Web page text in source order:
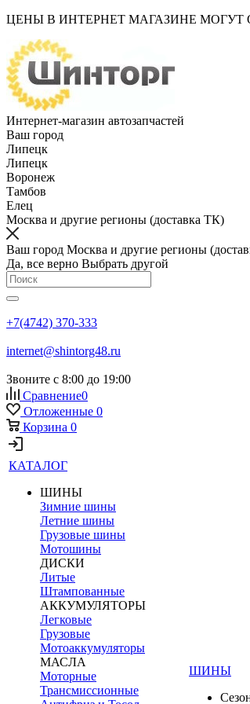
ЦЕНЫ В ИНТЕРНЕТ МАГАЗИНЕ
Интернет-магазин автозапчастей
Ваш город
Липецк
Липецк
Воронеж
Тамбов
Елец
Москва и другие регионы (доставка ТК)
Ваш город Москва и другие регионы
Да, все верно Выбрать другой
+7(4742) 370-333
internet@shintorg48.ru
Звоните с 8:00 до 19:00
Сравнение0
Отложенные 0
Корзина 0
КАТАЛОГ
ШИНЫ
Зимние шины
Летние шины
Грузовые шины
Мотошины
ДИСКИ
Литые
Штампованные
АККУМУЛЯТОРЫ
Легковые
Грузовые
Мотоаккумуляторы
МАСЛА
Моторные
Трансмиссионные
ШИНЫ